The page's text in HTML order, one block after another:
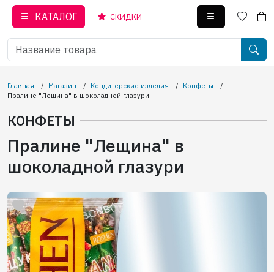
КАТАЛОГ СКИДКИ
Главная / Магазин / Кондитерские изделия / Конфеты
/
Пралине "Лещина" в шоколадной глазури
КОНФЕТЫ
Пралине "Лещина" в
шоколадной глазури